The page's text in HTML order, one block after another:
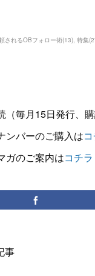
されるOBフォロー術(13) 特集(
（毎月15日発行、
ンバーのご購入は
ガのご案内はコチラ
事